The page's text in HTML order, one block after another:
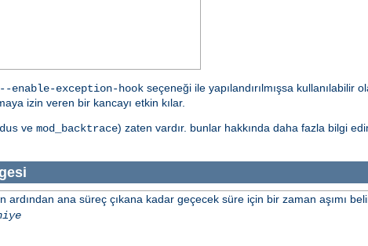
--enable-exception-hook seçeneği ile yapılandırılmışsa
izin veren bir kancayı etkin kılar.
ve mod_backtrace) zaten vardır. bunlar hakkında daha fazla bilgi
ardından ana süreç çıkana kadar geçecek süre için bir zaman aşımı